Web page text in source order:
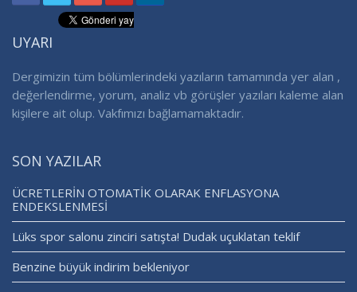
UYARI
Dergimizin tüm bölümlerindeki yazıların tamamında yer alan ,
değerlendirme, yorum, analiz vb görüşler yazıları kaleme alan
kişilere ait olup. Vakfımızı bağlamamaktadır.
SON YAZILAR
ÜCRETLERİN OTOMATİK OLARAK ENFLASYONA
ENDEKSLENMESİ
Lüks spor salonu zinciri satışta! Dudak uçuklatan teklif
Benzine büyük indirim bekleniyor